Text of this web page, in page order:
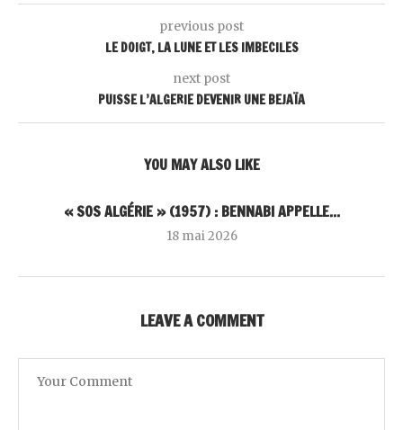
previous post
LE DOIGT, LA LUNE ET LES IMBECILES
next post
PUISSE L’ALGERIE DEVENIR UNE BEJAÏA
YOU MAY ALSO LIKE
« SOS ALGÉRIE » (1957) : BENNABI APPELLE...
18 mai 2026
LEAVE A COMMENT